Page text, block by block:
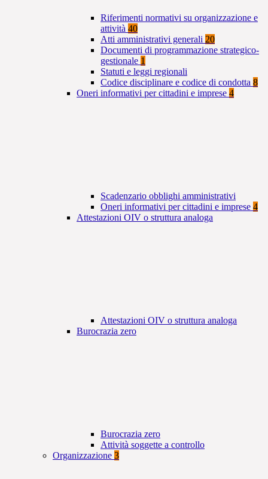
Riferimenti normativi su organizzazione e
attività 40
Atti amministrativi generali 20
Documenti di programmazione strategico-
gestionale 1
Statuti e leggi regionali
Codice disciplinare e codice di condotta 8
Oneri informativi per cittadini e imprese 4
Scadenzario obblighi amministrativi
Oneri informativi per cittadini e imprese 4
Attestazioni OIV o struttura analoga
Attestazioni OIV o struttura analoga
Burocrazia zero
Burocrazia zero
Attività soggette a controllo
Organizzazione 3